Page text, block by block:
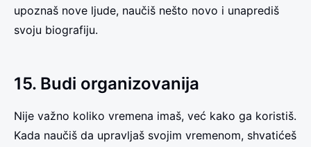
upoznaš nove ljude, naučiš nešto novo i unaprediš
svoju biografiju.
15. Budi organizovanija
Nije važno koliko vremena imaš, već kako ga koristiš.
Kada naučiš da upravljaš svojim vremenom, shvatićeš